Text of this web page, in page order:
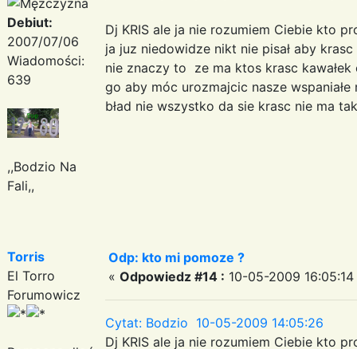
Debiut:
2007/07/06
Wiadomości:
639
,,Bodzio Na
Fali,,
Dj KRIS ale ja nie rozumiem Ciebie kto
ja juz niedowidze nikt nie pisał aby
nie znaczy to ze ma ktos krasc kawałek
go aby móc urozmajcic nasze
bład nie wszystko da sie krasc nie ma
Torris
El Torro
Forumowicz
Odp: kto mi pomoze ?
« Odpowiedz #14 : 10-05-2009 16:05:14
Cytat: Bodzio 10-05-2009 14:05:26
Dj KRIS ale ja nie rozumiem Ciebie kto